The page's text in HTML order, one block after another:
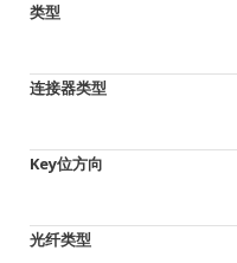
类型
连接器类型
Key位方向
光纤类型